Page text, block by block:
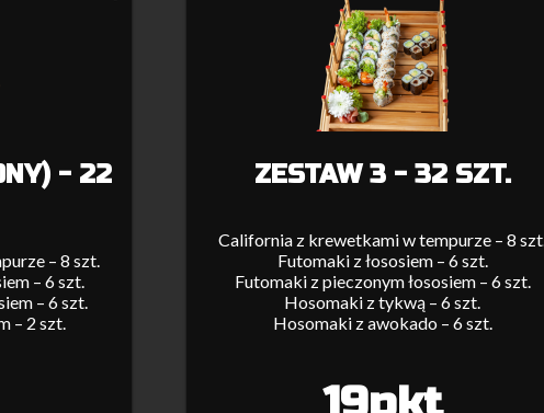
- 22
– 8 szt.
– 6 szt.
– 6 szt.
– 2 szt.
ZESTAW 3 - 32 SZT.
California z krewetkami w tempurze – 8 szt.
Futomaki z łososiem – 6 szt.
Futomaki z pieczonym łososiem – 6 szt.
Hosomaki z tykwą – 6 szt.
Hosomaki z awokado – 6 szt.